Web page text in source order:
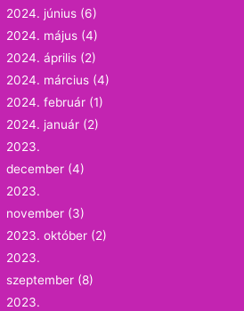
2024. június (6)
2024. május (4)
2024. április (2)
2024. március (4)
2024. február (1)
2024. január (2)
2023.
december (4)
2023.
november (3)
2023. október (2)
2023.
szeptember (8)
2023.